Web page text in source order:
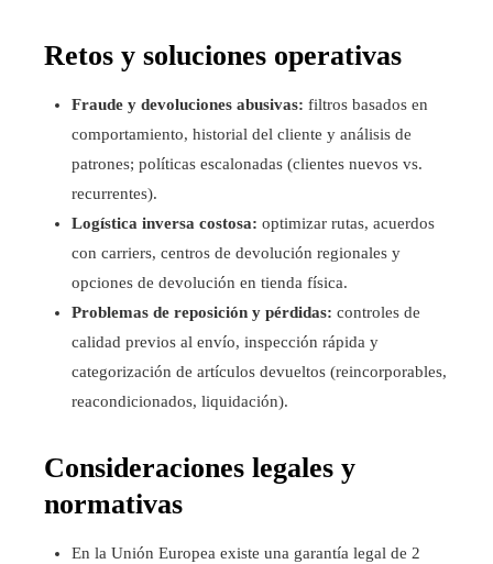
Retos y soluciones operativas
Fraude y devoluciones abusivas: filtros basados en
comportamiento, historial del cliente y análisis de
patrones; políticas escalonadas (clientes nuevos vs.
recurrentes).
Logística inversa costosa: optimizar rutas, acuerdos
con carriers, centros de devolución regionales y
opciones de devolución en tienda física.
Problemas de reposición y pérdidas: controles de
calidad previos al envío, inspección rápida y
categorización de artículos devueltos (reincorporables,
reacondicionados, liquidación).
Consideraciones legales y
normativas
En la Unión Europea existe una garantía legal de 2